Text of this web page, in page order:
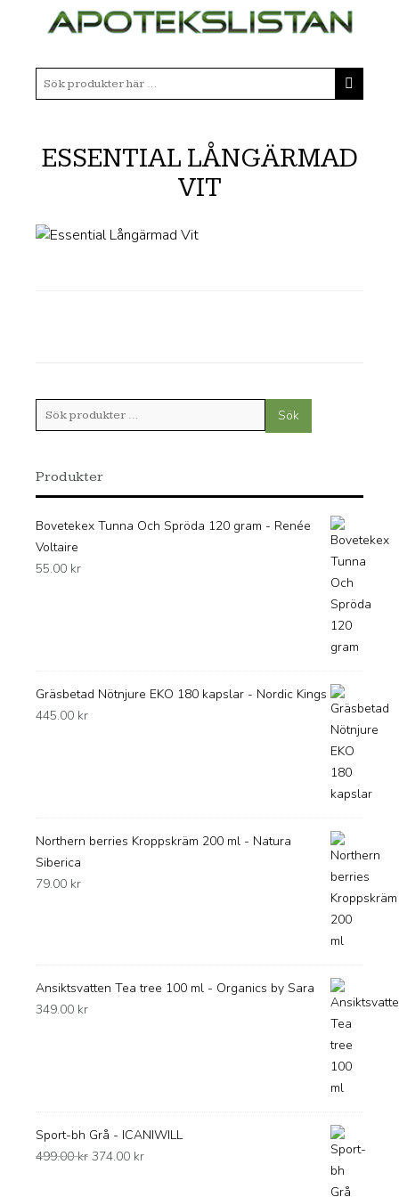
ESSENTIAL LÅNGÄRMAD
VIT
Sök
efter:
Sök
Produkter
Bovetekex Tunna Och Spröda 120 gram - Renée
Voltaire
55.00 kr
Gräsbetad Nötnjure EKO 180 kapslar - Nordic Kings
445.00 kr
Northern berries Kroppskräm 200 ml - Natura
Siberica
79.00 kr
Ansiktsvatten Tea tree 100 ml - Organics by Sara
349.00 kr
Sport-bh Grå - ICANIWILL
499.00kr Det
374.00 krDet